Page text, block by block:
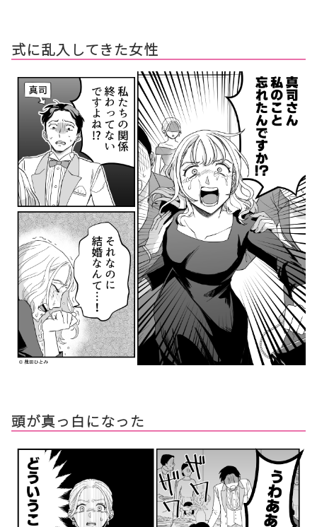
式に乱入してきた女性
頭が真っ白になった